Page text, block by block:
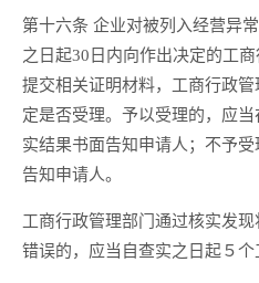
第十六条 企业对被列入经营异
之日起30日内向作出决定的工
提交相关证明材料，工商行政
定是否受理。予以受理的，应
实结果书面告知申请人；不予
告知申请人。
工商行政管理部门通过核实发
错误的，应当自查实之日起５个